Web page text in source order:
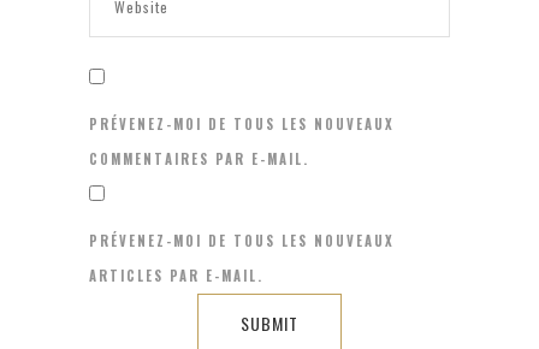
PRÉVENEZ-MOI DE TOUS LES NOUVEAUX
COMMENTAIRES PAR E-MAIL.
PRÉVENEZ-MOI DE TOUS LES NOUVEAUX
ARTICLES PAR E-MAIL.